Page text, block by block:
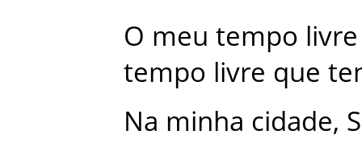
O meu tempo livre
tempo livre que
Na minha cidade,